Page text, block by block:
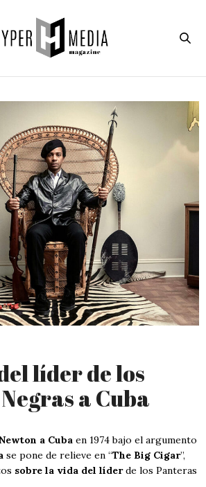
líder de los
a Cuba
a Cuba en 1974 bajo el argumento
se pone de relieve en “The Big Cigar”,
sobre la vida del líderde los Panteras